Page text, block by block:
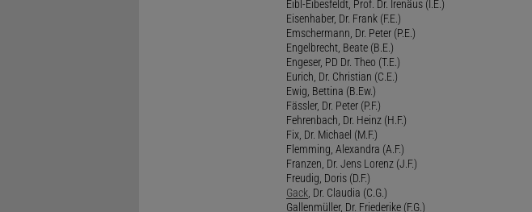
Eibl-Eibesfeldt, Prof. Dr. Irenäus (I.E.)
Eisenhaber, Dr. Frank (F.E.)
Emschermann, Dr. Peter (P.E.)
Engelbrecht, Beate (B.E.)
Engeser, PD Dr. Theo (T.E.)
Eurich, Dr. Christian (C.E.)
Ewig, Bettina (B.Ew.)
Fässler, Dr. Peter (P.F.)
Fehrenbach, Dr. Heinz (H.F.)
Fix, Dr. Michael (M.F.)
Flemming, Alexandra (A.F.)
Franzen, Dr. Jens Lorenz (J.F.)
Freudig, Doris (D.F.)
Gack, Dr. Claudia (C.G.)
Gallenmüller, Dr. Friederike (F.G.)